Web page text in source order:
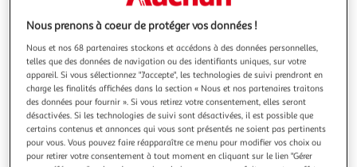
Nous prenons à coeur de protéger vos données !
Nous et nos 68 partenaires stockons et accédons à des données personnelles,
telles que des données de navigation ou des identifiants uniques, sur votre
appareil. Si vous sélectionnez "J'accepte", les technologies de suivi prendront en
charge les finalités affichées dans la section « Nous et nos partenaires traitons
des données pour fournir ». Si vous retirez votre consentement, elles seront
désactivées. Si les technologies de suivi sont désactivées, il est possible que
certains contenus et annonces qui vous sont présentés ne soient pas pertinents
pour vous. Vous pouvez faire réapparaître ce menu pour modifier vos choix ou
pour retirer votre consentement à tout moment en cliquant sur le lien "Gérer